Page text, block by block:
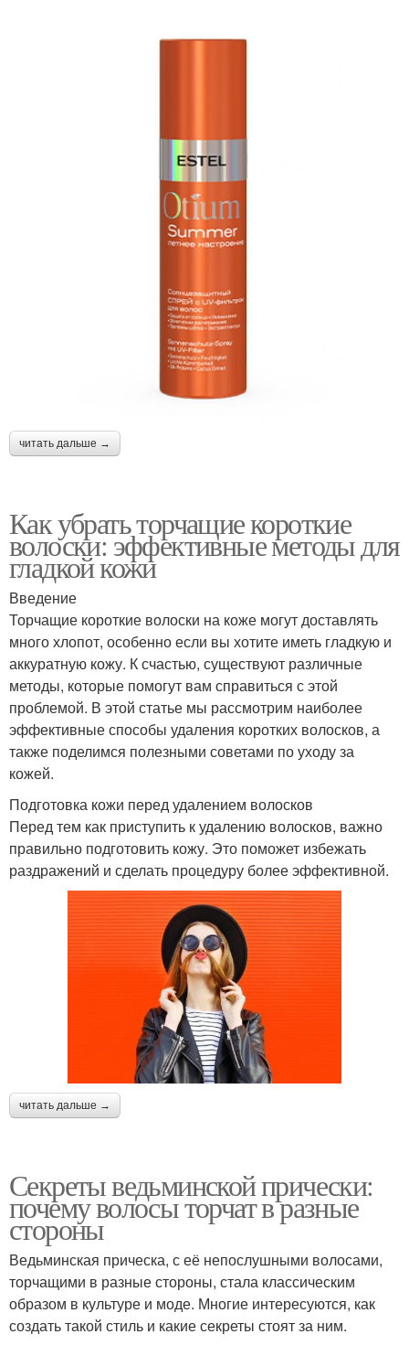
читать дальше →
Как убрать торчащие короткие
волоски: эффективные методы для
гладкой кожи
Введение
Торчащие короткие волоски на коже могут доставлять
много хлопот, особенно если вы хотите иметь гладкую и
аккуратную кожу. К счастью, существуют различные
методы, которые помогут вам справиться с этой
проблемой. В этой статье мы рассмотрим наиболее
эффективные способы удаления коротких волосков, а
также поделимся полезными советами по уходу за
кожей.
Подготовка кожи перед удалением волосков
Перед тем как приступить к удалению волосков, важно
правильно подготовить кожу. Это поможет избежать
раздражений и сделать процедуру более эффективной.
читать дальше →
Секреты ведьминской прически:
почему волосы торчат в разные
стороны
Ведьминская прическа, с её непослушными волосами,
торчащими в разные стороны, стала классическим
образом в культуре и моде. Многие интересуются, как
создать такой стиль и какие секреты стоят за ним.